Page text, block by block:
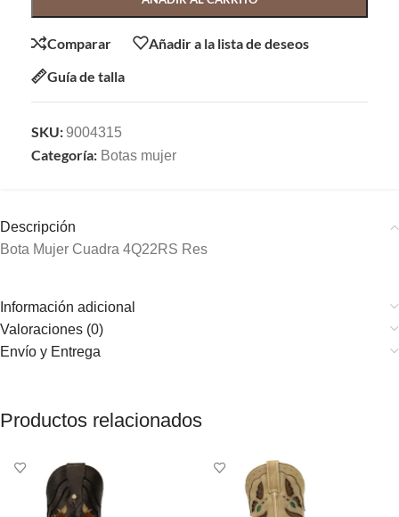
Comparar
Añadir a la lista de deseos
Guía de talla
SKU:9004315
Categoría: Botas mujer
Descripción
Bota Mujer Cuadra 4Q22RS Res
Información adicional
Valoraciones (0)
Envío y Entrega
Productos relacionados